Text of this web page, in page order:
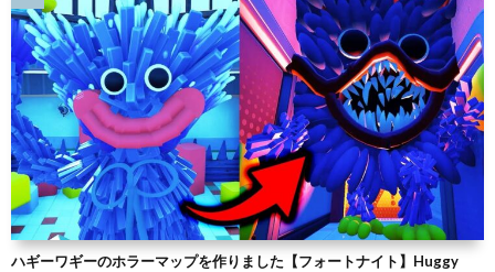
ハギーワギーのホラーマップを作りました【フォートナイト】Huggy